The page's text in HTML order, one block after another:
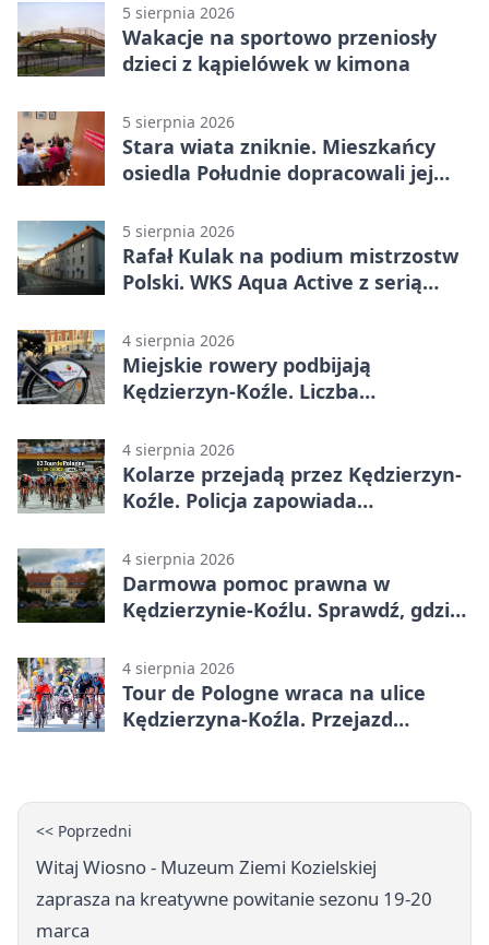
5 sierpnia 2026
Wakacje na sportowo przeniosły
dzieci z kąpielówek w kimona
5 sierpnia 2026
Stara wiata zniknie. Mieszkańcy
osiedla Południe dopracowali jej
5 sierpnia 2026
Rafał Kulak na podium mistrzostw
Polski. WKS Aqua Active z serią
4 sierpnia 2026
Miejskie rowery podbijają
Kędzierzyn-Koźle. Liczba
4 sierpnia 2026
Kolarze przejadą przez Kędzierzyn-
Koźle. Policja zapowiada
4 sierpnia 2026
Darmowa pomoc prawna w
Kędzierzynie-Koźlu. Sprawdź, gdzie
4 sierpnia 2026
Tour de Pologne wraca na ulice
Kędzierzyna-Koźla. Przejazd
<< Poprzedni
Witaj Wiosno - Muzeum Ziemi Kozielskiej
zaprasza na kreatywne powitanie sezonu 19-20
marca